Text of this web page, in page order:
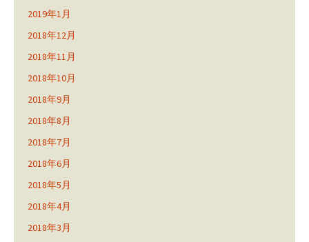
2019年1月
2018年12月
2018年11月
2018年10月
2018年9月
2018年8月
2018年7月
2018年6月
2018年5月
2018年4月
2018年3月